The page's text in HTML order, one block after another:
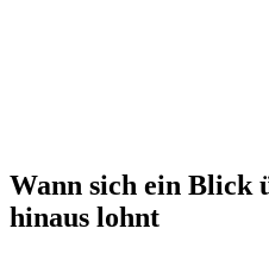
Wann sich ein Blick
hinaus lohnt